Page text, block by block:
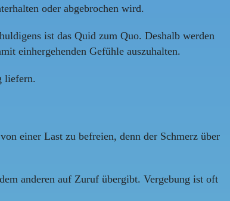
oder abgebrochen wird.
ist das Quid zum Quo. Deshalb werden
einhergehenden Gefühle auszuhalten.
liefern.
einer Last zu befreien, denn der Schmerz über
anderen auf Zuruf übergibt. Vergebung ist oft